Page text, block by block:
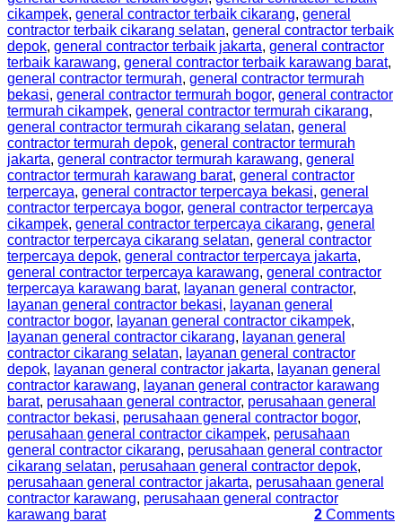
cikampek, general contractor terbaik cikarang, general
contractor terbaik cikarang selatan, general contractor terbaik
depok, general contractor terbaik jakarta, general contractor
terbaik karawang, general contractor terbaik karawang barat,
general contractor termurah, general contractor termurah
bekasi, general contractor termurah bogor, general contractor
termurah cikampek, general contractor termurah cikarang,
general contractor termurah cikarang selatan, general
contractor termurah depok, general contractor termurah
jakarta, general contractor termurah karawang, general
contractor termurah karawang barat, general contractor
terpercaya, general contractor terpercaya bekasi, general
contractor terpercaya bogor, general contractor terpercaya
cikampek, general contractor terpercaya cikarang, general
contractor terpercaya cikarang selatan, general contractor
terpercaya depok, general contractor terpercaya jakarta,
general contractor terpercaya karawang, general contractor
terpercaya karawang barat, layanan general contractor,
layanan general contractor bekasi, layanan general
contractor bogor, layanan general contractor cikampek,
layanan general contractor cikarang, layanan general
contractor cikarang selatan, layanan general contractor
depok, layanan general contractor jakarta, layanan general
contractor karawang, layanan general contractor karawang
barat, perusahaan general contractor, perusahaan general
contractor bekasi, perusahaan general contractor bogor,
perusahaan general contractor cikampek, perusahaan
general contractor cikarang, perusahaan general contractor
cikarang selatan, perusahaan general contractor depok,
perusahaan general contractor jakarta, perusahaan general
contractor karawang, perusahaan general contractor
karawang barat
2 Comments